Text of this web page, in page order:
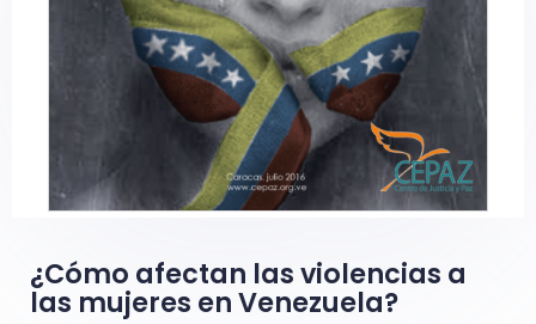
¿Cómo afectan las violencias a
las mujeres en Venezuela?